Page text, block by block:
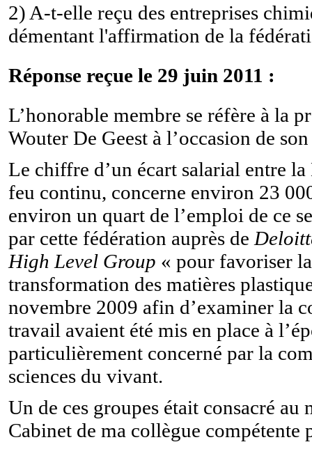
2) A-t-elle reçu des entreprises
démentant l'affirmation de la
Réponse reçue le 29 juin 2011 :
L’honorable membre se réfère à la
Wouter De Geest à l’occasion de
Le chiffre d’un écart salarial entre
feu continu, concerne environ 23
environ un quart de l’emploi de ce
par cette fédération auprès de
High Level Group « pour favoriser
transformation des matières
novembre 2009 afin d’examiner la
travail avaient été mis en place à
particulièrement concerné par la
sciences du vivant.
Un de ces groupes était consacré
Cabinet de ma collègue compétente